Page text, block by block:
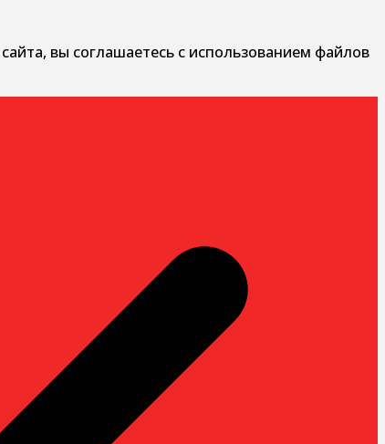
вы соглашаетесь с использованием файлов